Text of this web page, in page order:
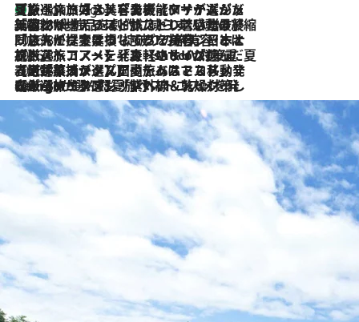
2 Hours Ago
【厳選旅コスメ】「多機能アイテムがメイン！」旅好き美容エディターが選んだ夏旅ベストコスメを発表【Mサイズジップ】
2026.8.6
「荷物が増えるほど旅ストレスは増す」美容ジャーナリストがたどり着いた最終結論。“化粧品を劇的に減らす”感動の凝縮美容とは
2026.8.6
「旅先には金髪ウィッグを持参」日本と同じメイクでは損してる!? 美容ジャーナリストが提案する“掟破りの旅美容”とは
2026.8.6
【厳選旅コスメ】「身軽さ＆UV対策重視！」ヘアアーティストshucoが選んだ夏旅ベストコスメを発表【Mサイズジップ】
2026.8.5
【厳選旅コスメ】国内をあちこち移動する河井菜摘が選んだ夏旅ベストコスメ発表！「リラックスアイテムはマスト」【Mサイズジップ】
2026.8.4
【厳選旅コスメ】「紫外線＆乾燥対策しながらメイク感も！」ヘア＆メイクGeorgeが選んだ夏旅ベストコスメを発表！【Mサイズジップ】